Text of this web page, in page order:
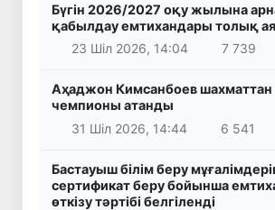
Бүгін 2026/2027 оқу жылына
қабылдау емтихандары толық
23 Шіл 2026, 14:04
7 739
Аҳаджон Кимсанбоев
чемпионы атанды
31 Шіл 2026, 14:44
6 541
Бастауыш білім беру
сертификат беру бойынша
өткізу тәртібі белгіленді